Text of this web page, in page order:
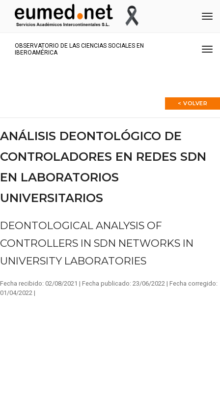
OBSERVATORIO DE LAS CIENCIAS SOCIALES EN
IBEROAMÉRICA
< VOLVER
ANÁLISIS DEONTOLÓGICO DE
CONTROLADORES EN REDES SDN
EN LABORATORIOS
UNIVERSITARIOS
DEONTOLOGICAL ANALYSIS OF
CONTROLLERS IN SDN NETWORKS IN
UNIVERSITY LABORATORIES
Fecha recibido: 02/08/2021 | Fecha publicado: 23/06/2022 | Fecha corregido:
01/04/2022 |